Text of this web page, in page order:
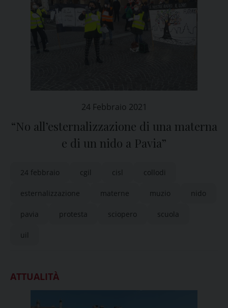
24 Febbraio 2021
“No all’esternalizzazione di una materna
e di un nido a Pavia”
24 febbraio cgil cisl collodi
esternalizzazione materne muzio nido
pavia protesta sciopero scuola
uil
ATTUALITÀ